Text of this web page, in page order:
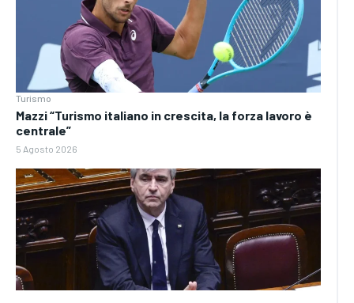
Turismo
Mazzi “Turismo italiano in crescita, la forza lavoro è
centrale”
5 Agosto 2026